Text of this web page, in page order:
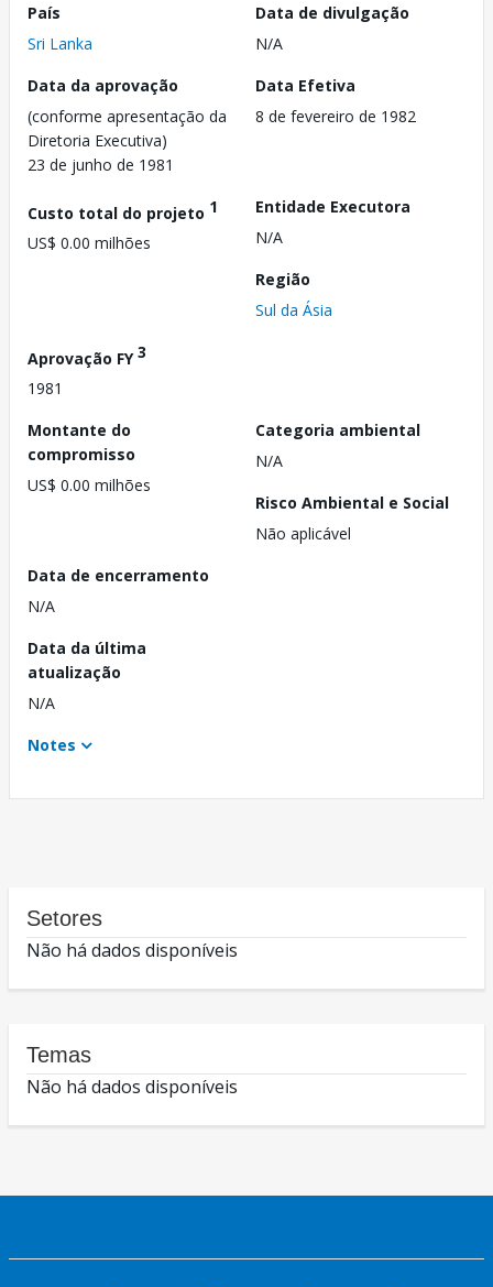
País
Sri Lanka
Data de divulgação
N/A
Data da aprovação
(conforme apresentação da
Diretoria Executiva)
23 de junho de 1981
Data Efetiva
8 de fevereiro de 1982
Custo total do projeto 1
US$ 0.00 milhões
Entidade Executora
N/A
Região
Sul da Ásia
Aprovação FY3
1981
Montante do
compromisso
US$ 0.00 milhões
Categoria ambiental
N/A
Risco Ambiental e Social
Não aplicável
Data de encerramento
N/A
Data da última
atualização
N/A
Notes
Setores
Não há dados disponíveis
Temas
Não há dados disponíveis